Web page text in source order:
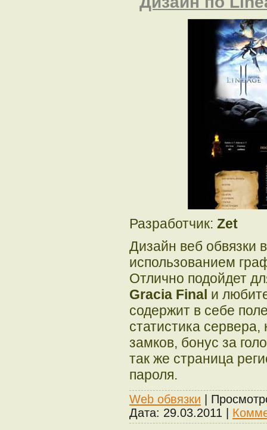
Разработчик: Zet
Дизайн веб обвязки
использованием
Отлично подойдет
Gracia Final и
содержит в себе
статистика
замков, бонус за
так же страница
пароля.
Web обвязки |
Дата: 29.03.2011